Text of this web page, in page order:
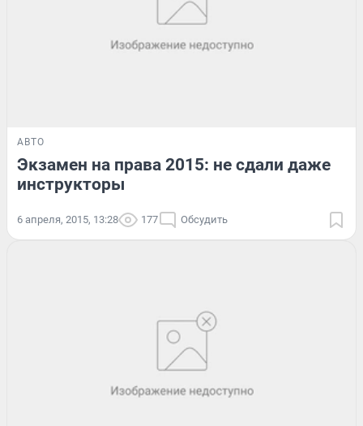
АВТО
Экзамен на права 2015: не сдали даже
инструкторы
6 апреля, 2015, 13:28 177 Обсудить